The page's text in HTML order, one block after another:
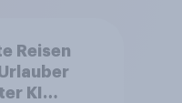
Reisen
KI